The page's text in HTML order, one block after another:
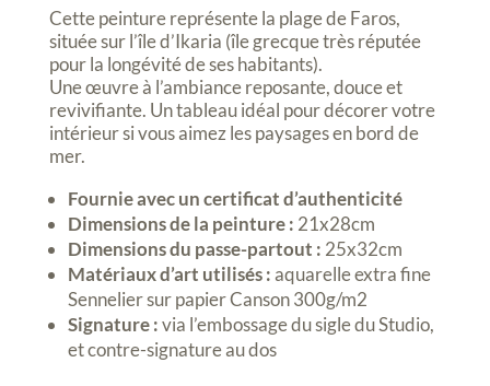
Cette peinture représente la plage de Faros,
située sur l’île d’Ikaria (île grecque très réputée
pour la longévité de ses habitants).
Une œuvre à l’ambiance reposante, douce et
revivifiante. Un tableau idéal pour décorer votre
intérieur si vous aimez les paysages en bord de
mer.
Fournie avec un certificat d’authenticité
Dimensions de la peinture : 21x28cm
Dimensions du passe-partout : 25x32cm
Matériaux d’art utilisés :aquarelle extra fine
Sennelier sur papier Canson 300g/m2
Signature :via l’embossage du sigle du Studio,
et contre-signature au dos